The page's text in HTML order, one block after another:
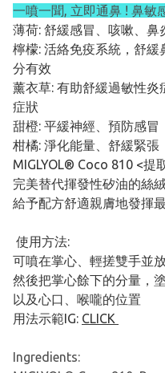
一噴一聞, 立即通鼻 ! 鼻敏
薄荷: 舒緩感冒、咳嗽、鼻
檸檬: 活絡免疫系統，舒
分有效
薰衣草: 有助舒緩過敏性
症狀
甜橙: 平緩神經、預防感冒
柑橘: 淨化能量、舒緩緊張
MIGLYOL® Coco 810 <提
完美替代揮發性矽油的絲
給予配方舒適親膚地發揮
使用方法:
可噴在掌心、輕搓雙手並
然後把掌心餘下的分量，
以及心口、喉嚨的位置
用法示範IG: CLICK
Ingredients: